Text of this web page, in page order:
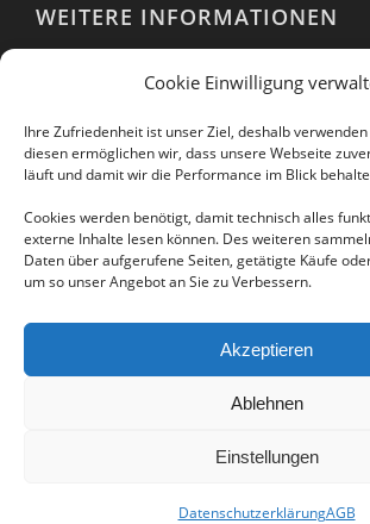
Cookie Einwilligung
Ihre Zufriedenheit ist unser Ziel, deshalb
diesen ermöglichen wir, dass unsere Webseite
läuft und damit wir die Performance im Blick
Cookies werden benötigt, damit technisch alles
externe Inhalte lesen können. Des weiteren
Daten über aufgerufene Seiten, getätigte Käufe
um so unser Angebot an Sie zu Verbessern.
Akzeptieren
Ablehnen
Einstellungen
DatenschutzerklärungAGB
WEITERE INFORMATIONEN
AGB
EULA
Datenschutzerklärung
Folgen Sie uns auch in unseren
IKARUS Security